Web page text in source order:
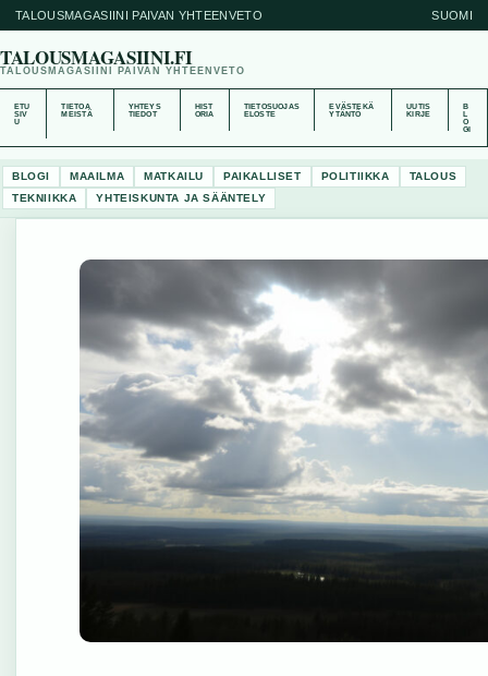
TALOUSMAGASIINI PAIVAN YHTEENVETO SUOMI
TALOUSMAGASIINI.FI
TALOUSMAGASIINI PAIVAN YHTEENVETO
ETU
SIV
U
TIETOA
MEISTÄ
YHTEYS
TIEDOT
HIST
ORIA
TIETOSUOJAS
ELOSTE
EVÄSTEKÄ
YTÄNTÖ
UUTIS
KIRJE
B
O
GI
BLOGI MAAILMA MATKAILU PAIKALLISET POLITIIKKA
TALOUS
TEKNIIKKA
YHTEISKUNTA JA SÄÄNTELY